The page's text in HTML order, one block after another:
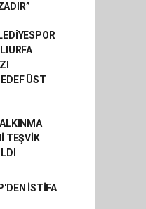
ÜST
TEŞVİK
İSTİFA